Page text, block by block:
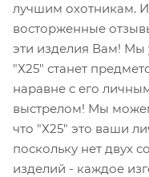
лучшим охотникам.
восторженные
эти изделия Вам! Мы
"Х25" станет
наравне с его
выстрелом! Мы можем
что "Х25" это ваши
поскольку нет двух
изделий - каждое